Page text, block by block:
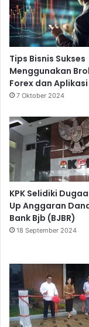
Tips Bisnis Sukses
Menggunakan
Forex dan
7 Oktober 2024
KPK Selidiki
Up Anggaran
Bank Bjb (BJBR)
18 September 2024